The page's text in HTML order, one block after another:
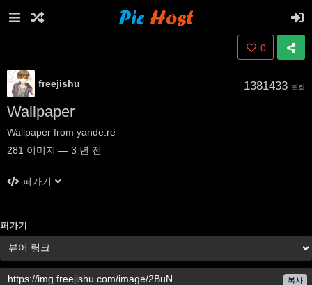
0
freejishu 1381433 조회
Wallpaper
Wallpaper from yande.re
281 이미지 — 3 년 전
퍼가기
퍼가기
복사